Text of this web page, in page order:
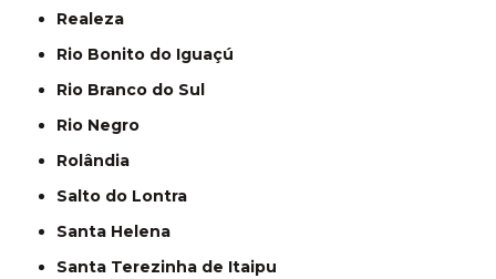
Realeza
Rio Bonito do Iguaçú
Rio Branco do Sul
Rio Negro
Rolândia
Salto do Lontra
Santa Helena
Santa Terezinha de Itaipu